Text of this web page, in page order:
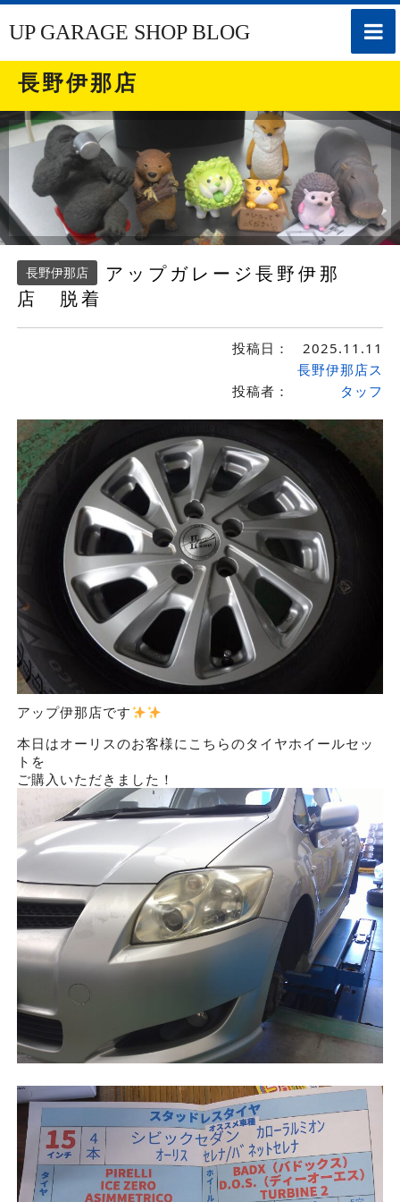
toggle
UP GARAGE SHOP BLOG
長野伊那店
長野伊那店
アップガレージ長野伊那
店 脱着
投稿日： 2025.11.11
投稿者：
長野伊那店ス
タッフ
アップ伊那店です
本日はオーリスのお客様にこちらのタイヤホイールセッ
トを
ご購入いただきました！